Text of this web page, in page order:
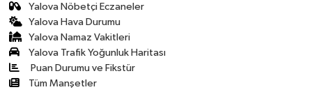
Yalova Nöbetçi Eczaneler
Yalova Hava Durumu
Yalova Namaz Vakitleri
Yalova Trafik Yoğunluk Haritası
Puan Durumu ve Fikstür
Tüm Manşetler